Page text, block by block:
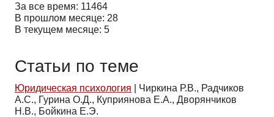
За все время: 11464
В прошлом месяце: 28
В текущем месяце: 5
Статьи по теме
Юридическая психология
Чиркина Р.В., Радчиков
А.С., Гурина О.Д., Куприянова Е.А., Дворянчиков
Н.В., Бойкина Е.Э.